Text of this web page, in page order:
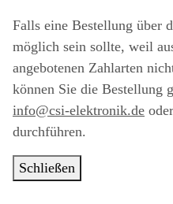
Falls eine Bestellung über
möglich sein sollte, weil
angebotenen Zahlarten
können Sie die Bestellung
info@csi-elektronik.de
durchführen.
Schließen